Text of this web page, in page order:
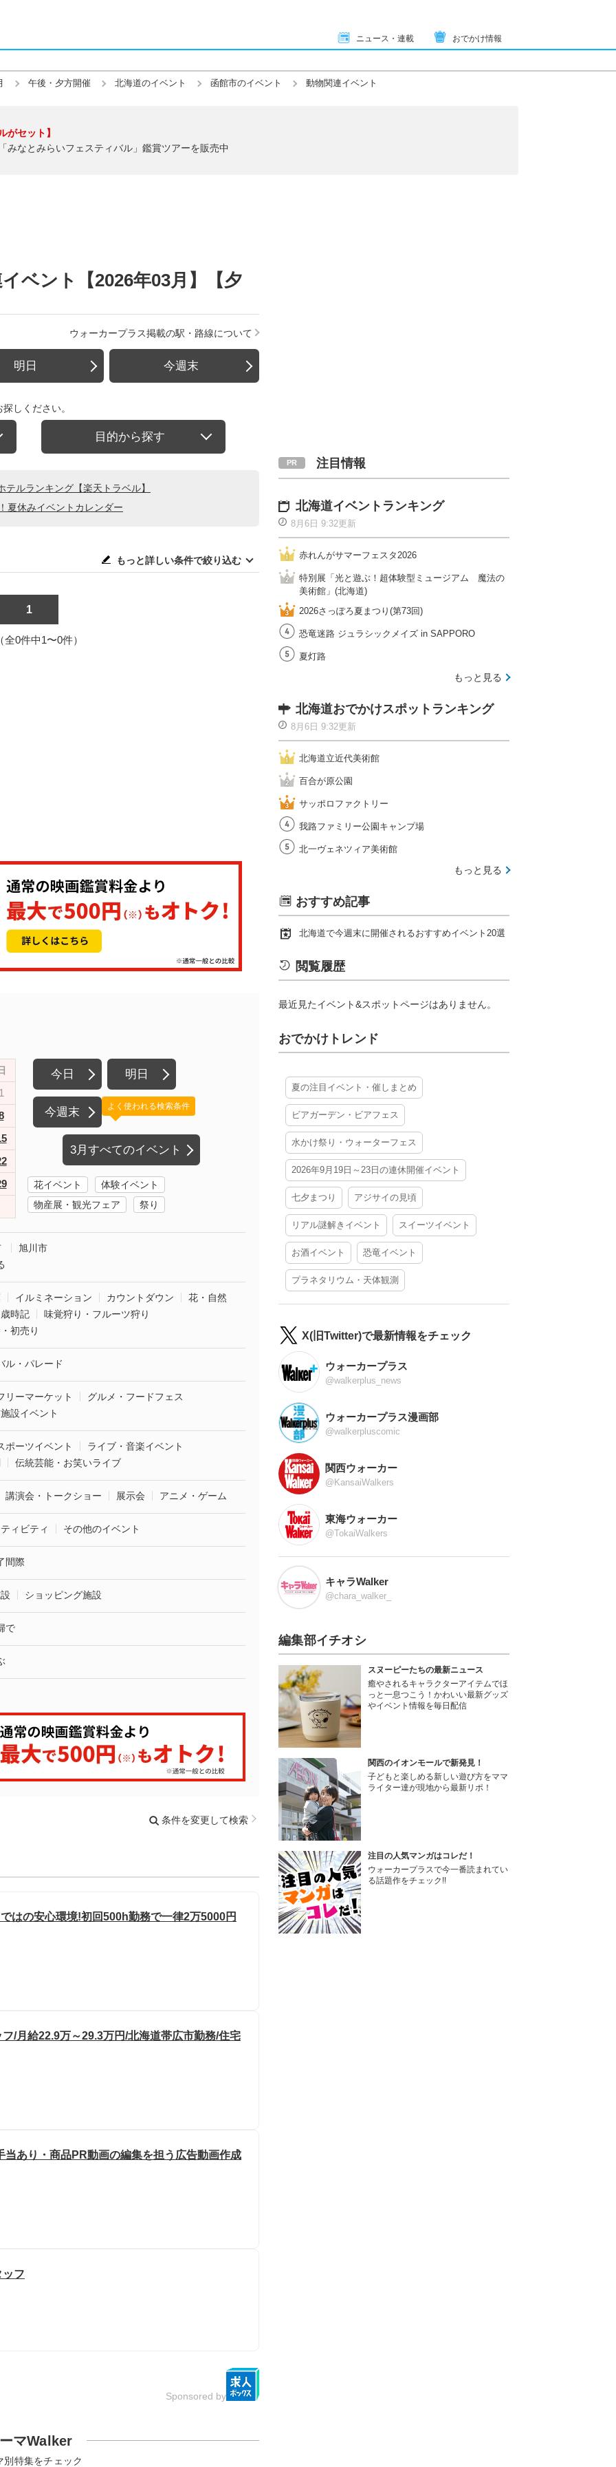
ニュース・連載 おでかけ情報
午後・夕方開催 北海道のイベント 函館市のイベント 動物関連イベント
がセット】
みなとみらいフェスティバル」鑑賞ツアーを販売中
ベント【2026年03月】【夕
ウォーカープラス掲載の駅・路線について
明日 今週末
しください。
目的から探す
ルランキング【楽天トラベル】
夏休みイベントカレンダー
もっと詳しい条件で絞り込む
1
全0件中1〜0件）
今日 明日
今週末
3月すべてのイベント
よく使われる検索条件
花イベント
体験イベント
物産展・観光フェア
祭り
旭川市
イルミネーション カウントダウン
花・自然
時記
味覚狩り・フルーツ狩り
初売り
ル・パレード
リーマーケット
グルメ・フードフェス
設イベント
ポーツイベント
ライブ・音楽イベント
伝統芸能・お笑いライブ
講演会・トークショー 展示会 アニメ・ゲーム
ィビティ その他のイベント
間際
ショッピング施設
で
条件を変更して検索
はの安心環境!初回500h勤務で一律2万5000円
/月給22.9万～29.3万円/北海道帯広市勤務/住宅
あり・商品PR動画の編集を担う広告動画作成
フ
Sponsored by
マWalker
別特集をチェック
注目情報
北海道イベントランキング
8月6日 9:32更新
赤れんがサマーフェスタ2026
特別展「光と遊ぶ！超体験型ミュージアム 魔法の
美術館」(北海道)
2026さっぽろ夏まつり(第73回)
恐竜迷路 ジュラシックメイズ in SAPPORO
夏灯路
もっと見る
北海道おでかけスポットランキング
8月6日 9:32更新
北海道立近代美術館
百合が原公園
サッポロファクトリー
我路ファミリー公園キャンプ場
北一ヴェネツィア美術館
もっと見る
おすすめ記事
北海道で今週末に開催されるおすすめイベント20選
閲覧履歴
最近見たイベント&スポットページはありません。
おでかけトレンド
夏の注目イベント・催しまとめ
ビアガーデン・ビアフェス
水かけ祭り・ウォーターフェス
2026年9月19日～23日の連休開催イベント
七夕まつり アジサイの見頃
リアル謎解きイベント スイーツイベント
お酒イベント 恐竜イベント
プラネタリウム・天体観測
X(旧Twitter)で最新情報をチェック
ウォーカープラス
@walkerplus_news
ウォーカープラス漫画部
@walkerpluscomic
関西ウォーカー
@KansaiWalkers
東海ウォーカー
@TokaiWalkers
キャラWalker
@chara_walker_
編集部イチオシ
スヌーピーたちの最新ニュース
癒やされるキャラクターアイテムでほ
っと一息つこう！かわいい最新グッズ
やイベント情報を毎日配信
関西のイオンモールで新発見！
子どもと楽しめる新しい遊び方をママ
ライター達が現地から最新リポ！
注目の人気マンガはコレだ！
ウォーカープラスで今一番読まれてい
る話題作をチェック!!